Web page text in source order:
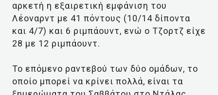
αρκετή η εξαιρετική εμφάνιση του
Λέοναρντ με 41 πόντους (10/14 δίποντα
και 4/7) και 6 ριμπάουντ, ενώ ο Τζορτζ είχε
28 με 12 ριμπάουντ.
Το επόμενο ραντεβού των δύο ομάδων, το
οποίο μπορεί να κρίνει πολλά, είναι τα